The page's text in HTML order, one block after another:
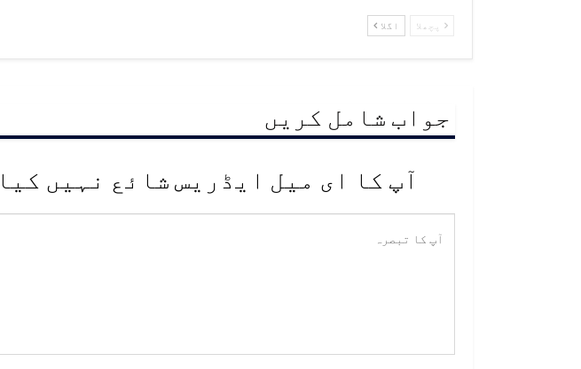
پچھلا اگلا
جواب شامل کریں
آپ کا ای میل ایڈریس شائع نہیں